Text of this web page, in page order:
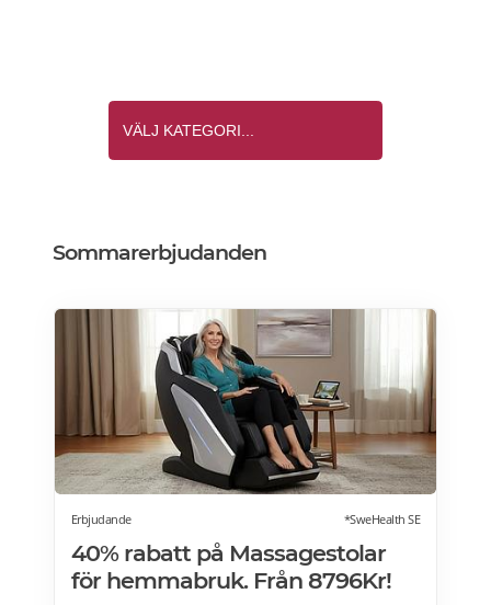
Sommarerbjudanden
Erbjudande *SweHealth SE
40% rabatt på Massagestolar
för hemmabruk. Från 8796Kr!